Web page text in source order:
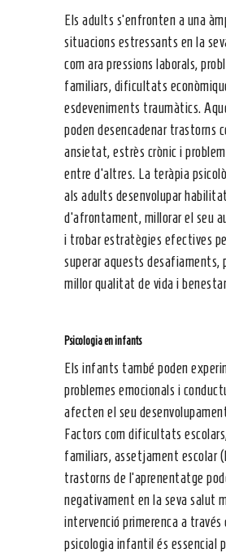
Els adults s’enfronten a una
situacions estressants en la
com ara pressions laborals,
familiars, dificultats
esdeveniments traumàtics.
poden desencadenar trastorns
ansietat, estrès crònic i
entre d’altres. La teràpia
als adults desenvolupar
d’afrontament, millorar el seu
i trobar estratègies efectives
superar aquests desafiaments,
millor qualitat de vida i
Psicologia en infants
Els infants també poden
problemes emocionals i
afecten el seu
Factors com dificultats
familiars, assetjament escolar
trastorns de l’aprenentatge
negativament en la seva salut
intervenció primerenca a través
psicologia infantil és essencial